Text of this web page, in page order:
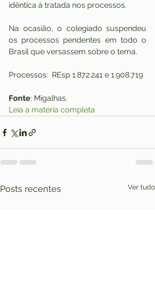
idêntica à tratada nos processos.
Na ocasião, o colegiado suspendeu
os processos pendentes em todo o
Brasil que versassem sobre o tema.
Processos:  REsp 1.872.241 e 1.908.719
Fonte: Migalhas.
Leia a matéria completa
Posts recentes Ver tudo